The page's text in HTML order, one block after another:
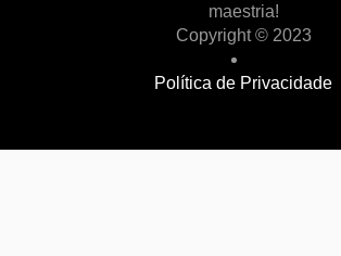
maestria!
Copyright © 2023
Política de Privacidade